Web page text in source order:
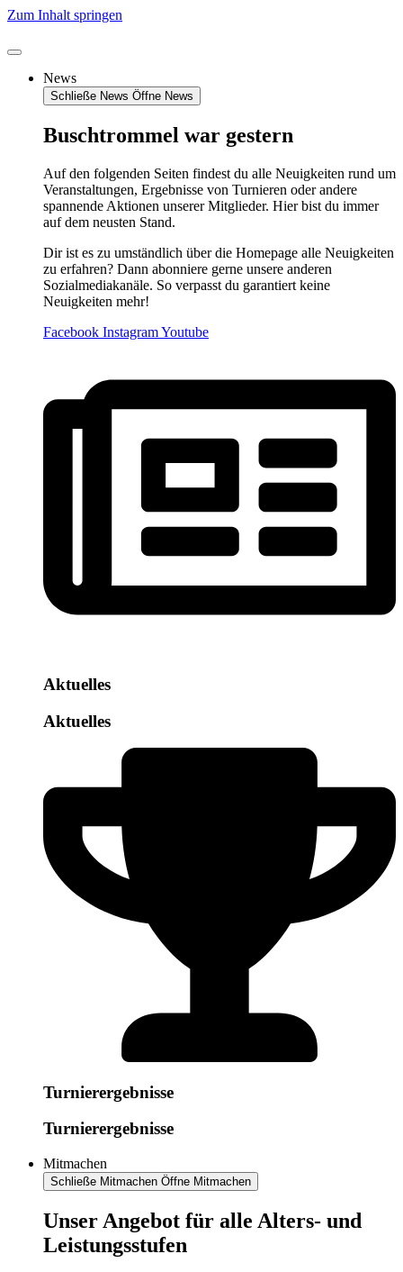
Zum Inhalt springen
News
Schließe News Öffne News
Buschtrommel war gestern
Auf den folgenden Seiten findest du alle Neuigkeiten rund um
Veranstaltungen, Ergebnisse von Turnieren oder andere
spannende Aktionen unserer Mitglieder. Hier bist du immer
auf dem neusten Stand.
Dir ist es zu umständlich über die Homepage alle Neuigkeiten
zu erfahren? Dann abonniere gerne unsere anderen
Sozialmediakanäle. So verpasst du garantiert keine
Neuigkeiten mehr!
Facebook InstagramYoutube
Aktuelles
Aktuelles
Turnierergebnisse
Turnierergebnisse
Mitmachen
Schließe Mitmachen Öffne Mitmachen
​​​Unser Angebot für alle Alters- und
Leistungsstufen